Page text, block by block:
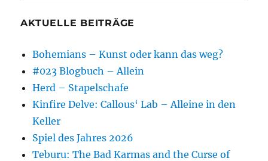
AKTUELLE BEITRÄGE
Bohemians – Kunst oder kann das weg?
#023 Blogbuch – Allein
Herd – Stapelschafe
Kinfire Delve: Callous‘ Lab – Alleine in den
Keller
Spiel des Jahres 2026
Teburu: The Bad Karmas and the Curse of